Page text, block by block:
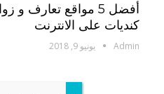
أفضل 5 مواقع تعارف
كنديات على الانترنت
Admin يونيو 9, 2018